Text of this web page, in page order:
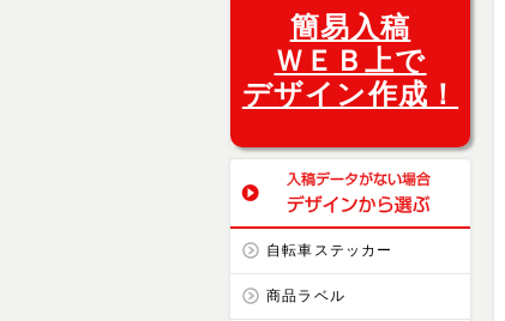
簡易入稿
ＷＥＢ上で
デザイン作成！
自転車ステッカー
商品ラベル